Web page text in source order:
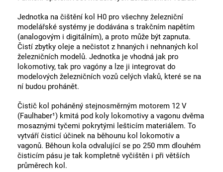
Jednotka na čištění kol H0 pro všechny železniční
modelářské systémy je dodávána s trakčním napětím
(analogovým i digitálním), a proto může být zapnuta.
Čistí zbytky oleje a nečistot z hnaných i nehnaných kol
železničních modelů. Jednotka je vhodná jak pro
lokomotivy, tak pro vagóny a lze ji integrovat do
modelových železničních vozů celých vlaků, které se na
ní budou prohánět.
Čistič kol poháněný stejnosměrným motorem 12 V
(Faulhaber¹) kmitá pod koly lokomotivy a vagonu dvěma
mosaznými tyčemi pokrytými lešticím materiálem. To
vytváří čisticí účinek na běhounu kol lokomotiv a
vagonů. Běhoun kola odvalující se po 250 mm dlouhém
čisticím pásu je tak kompletně vyčištěn i při větších
průměrech kol.